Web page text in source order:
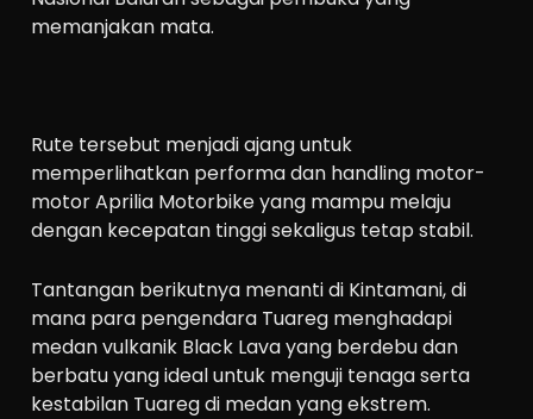
memanjakan mata.
Rute tersebut menjadi ajang untuk
memperlihatkan performa dan handling motor-
motor Aprilia Motorbike yang mampu melaju
dengan kecepatan tinggi sekaligus tetap stabil.
Tantangan berikutnya menanti di Kintamani, di
mana para pengendara Tuareg menghadapi
medan vulkanik Black Lava yang berdebu dan
berbatu yang ideal untuk menguji tenaga serta
kestabilan Tuareg di medan yang ekstrem.